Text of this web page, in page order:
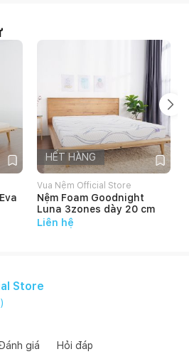
HẾT HÀNG
Vua Nệm Official Store
Nệm Foam Goodnight
Luna 3zones dày 20 cm
Liên hệ
Store
)
giá Hỏi đáp